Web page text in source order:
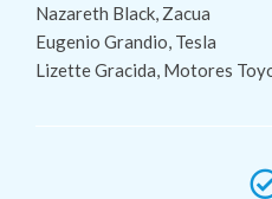
Nazareth Black, Zacua
Eugenio Grandio, Tesla
Lizette Gracida, Motores